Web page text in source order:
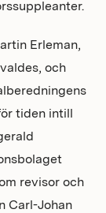
Erleman,
och
tiden intill
revisor och
Carl-Johan